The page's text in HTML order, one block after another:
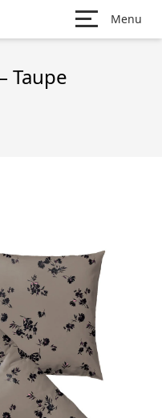
Menu
Taupe